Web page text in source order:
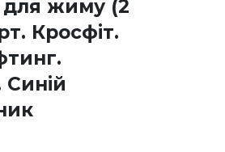
для жиму (2
Кросфіт.
Синій